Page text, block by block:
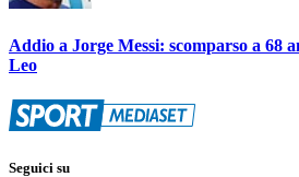
Addio a Jorge Messi: scomparso a 68
Leo
Seguici su